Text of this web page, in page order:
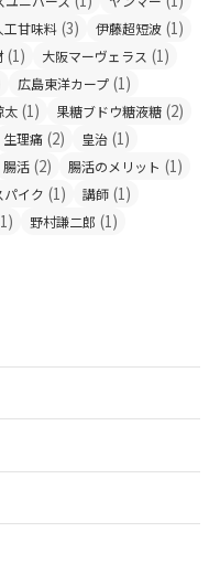
工甘味料 (3) 伊藤超短波 (1)
(1) 大阪マーヴェラス (1)
広島東洋カープ (1)
太 (1) 果糖ブドウ糖液糖 (2)
生理痛 (2) 皇治 (1)
腸活 (2) 腸活のメリット (1)
パイク (1) 講師 (1)
野村謙二郎 (1)